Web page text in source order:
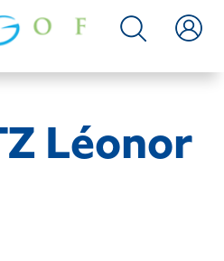
Léonor